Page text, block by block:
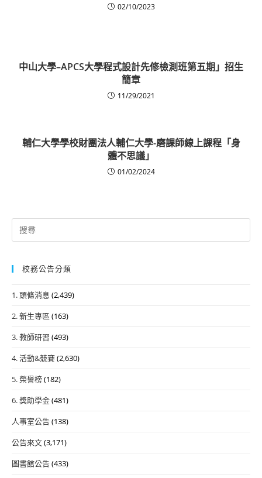
02/10/2023
中山大學–APCS大學程式設計先修檢測班第五期」招生
簡章
11/29/2021
輔仁大學學校財團法人輔仁大學-磨課師線上課程「身
體不思議」
01/02/2024
Search
for:
校務公告分類
1. 頭條消息 (2,439)
2. 新生專區 (163)
3. 教師研習 (493)
4. 活動&競賽(2,630)
5. 榮譽榜(182)
6. 獎助學金(481)
人事室公告(138)
公告來文(3,171)
圖書館公告(433)